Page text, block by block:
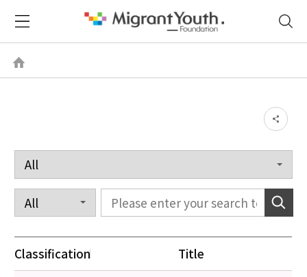
Classification Title